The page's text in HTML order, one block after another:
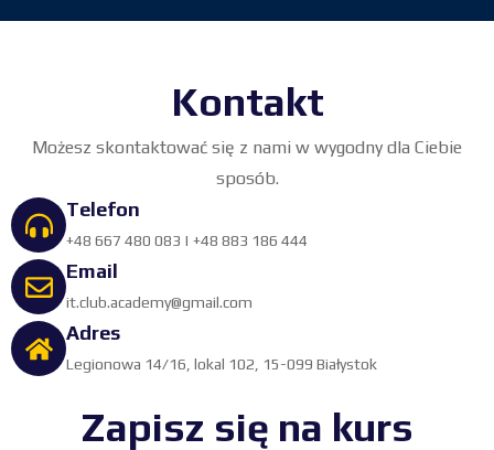
Kontakt
Możesz skontaktować się z nami w wygodny dla Ciebie
sposób.
Telefon
+48 667 480 083 | +48 883 186 444
Email
it.club.academy@gmail.com
Adres
Legionowa 14/16, lokal 102, 15-099 Białystok
Zapisz się na kurs